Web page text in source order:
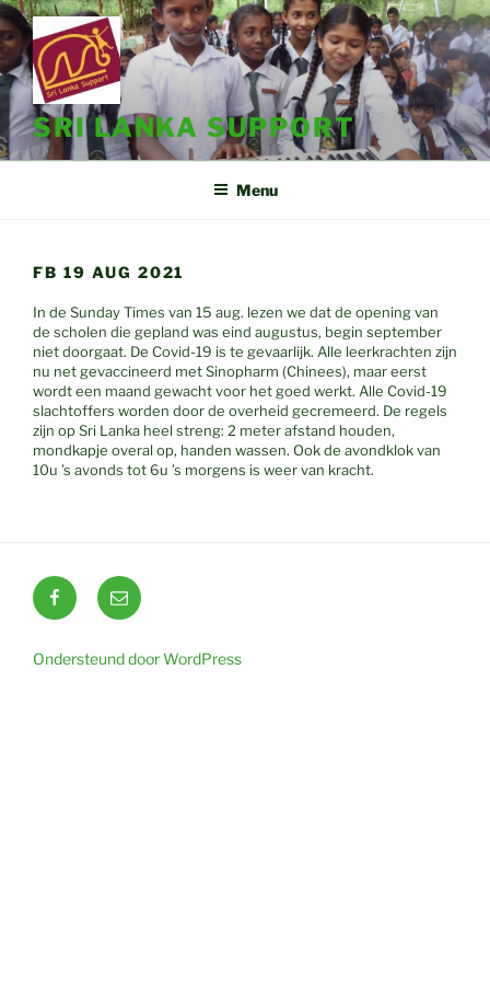
Ga
naar
de
inhoud
SRI LANKA SUPPORT
Menu
FB 19 AUG 2021
In de Sunday Times van 15 aug. lezen we dat de opening van
de scholen die gepland was eind augustus, begin september
niet doorgaat. De Covid-19 is te gevaarlijk. Alle leerkrachten zijn
nu net gevaccineerd met Sinopharm (Chinees), maar eerst
wordt een maand gewacht voor het goed werkt. Alle Covid-19
slachtoffers worden door de overheid gecremeerd. De regels
zijn op Sri Lanka heel streng: 2 meter afstand houden,
mondkapje overal op, handen wassen. Ook de avondklok van
10u ’s avonds tot 6u ’s morgens is weer van kracht.
Facebook
E-
mail
Ondersteund door WordPress